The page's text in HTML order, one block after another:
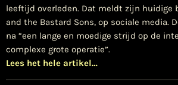
leeftijd overleden. Dat meldt zijn huidige
and the Bastard Sons, op sociale media.
na “een lange en moedige strijd op de
complexe grote operatie”.
Lees het hele artikel…